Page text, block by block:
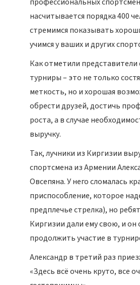
насчитывается порядка 400
стремимся показывать
учимся у ваших и других
Как отметили представители
турниры – это не только
меткость, но и хорошая
обрести друзей, достичь
роста, а в случае
выручку.
Так, лучники из Киргизии
спортсмена из Армении
Овсепяна. У него сломалась
приспособление, которое
предплечье стрелка), но
Киргизии дали ему свою, и он
продолжить участие в
Александр в третий раз
«Здесь всё очень круто, все